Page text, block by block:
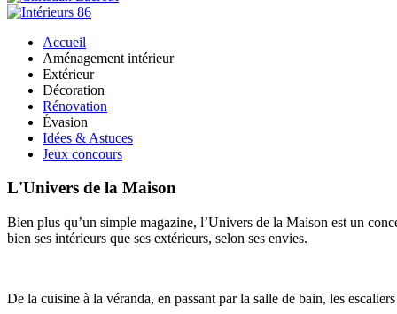
Accueil
Aménagement intérieur
Extérieur
Décoration
Rénovation
Évasion
Idées & Astuces
Jeux concours
L'Univers de la Maison
Bien plus qu’un simple magazine, l’Univers de la Maison est un
bien ses intérieurs que ses extérieurs, selon ses envies.
De la cuisine à la véranda, en passant par la salle de bain, les